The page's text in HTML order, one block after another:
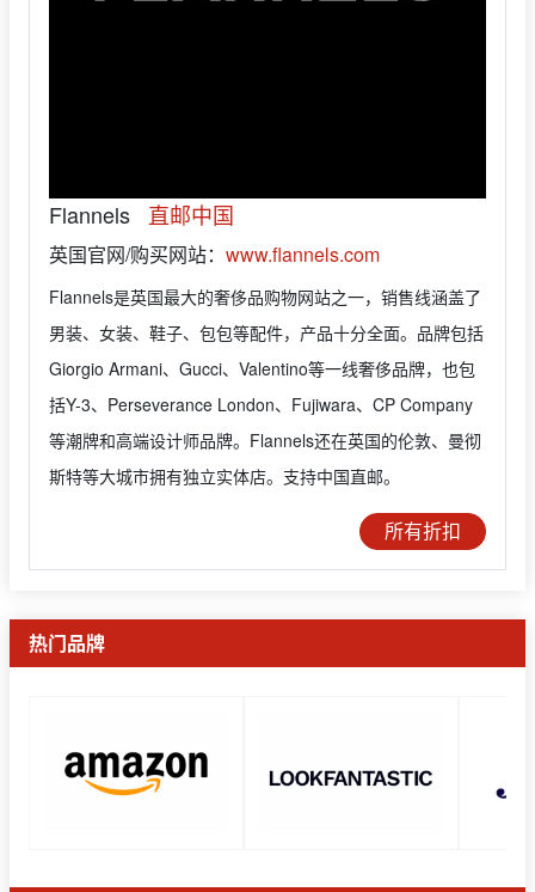
Flannels 直邮中国
英国官网/购买网站： www.flannels.com
Flannels是英国最大的奢侈品购物网站之一，销售线涵盖了
男装、女装、鞋子、包包等配件，产品十分全面。品牌包括
Giorgio Armani、Gucci、Valentino等一线奢侈品牌，也包
括Y-3、Perseverance London、Fujiwara、CP Company
等潮牌和高端设计师品牌。Flannels还在英国的伦敦、曼彻
斯特等大城市拥有独立实体店。支持中国直邮。
所有折扣
热门品牌